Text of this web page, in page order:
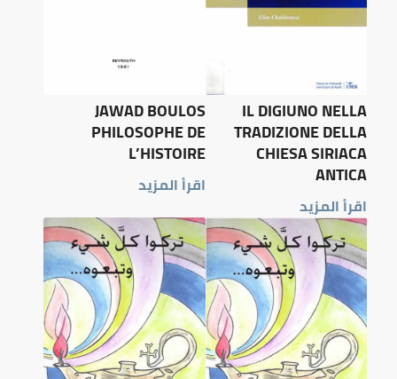
IL DIGIUNO NELLA
TRADIZIONE DELLA
CHIESA SIRIACA
ANTICA
اقرأ المزيد
JAWAD BOULOS
PHILOSOPHE DE
L’HISTOIRE
اقرأ المزيد